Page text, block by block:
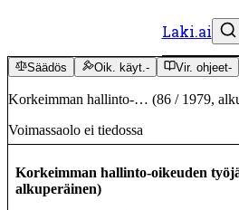
Laki.ai
Säädös Oik. käyt.- Vir. ohjeet-
Korkeimman hallinto-… (86 / 1979,
Voimassaolo ei tiedossa
Korkeimman hallinto-oikeuden
alkuperäinen)